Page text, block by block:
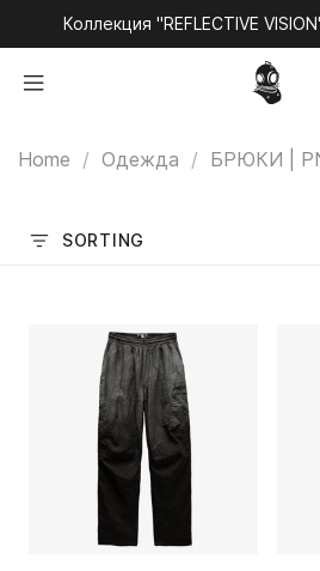
Коллекция "REFLECTIVE
Home Одежда БРЮКИ |
SORTING